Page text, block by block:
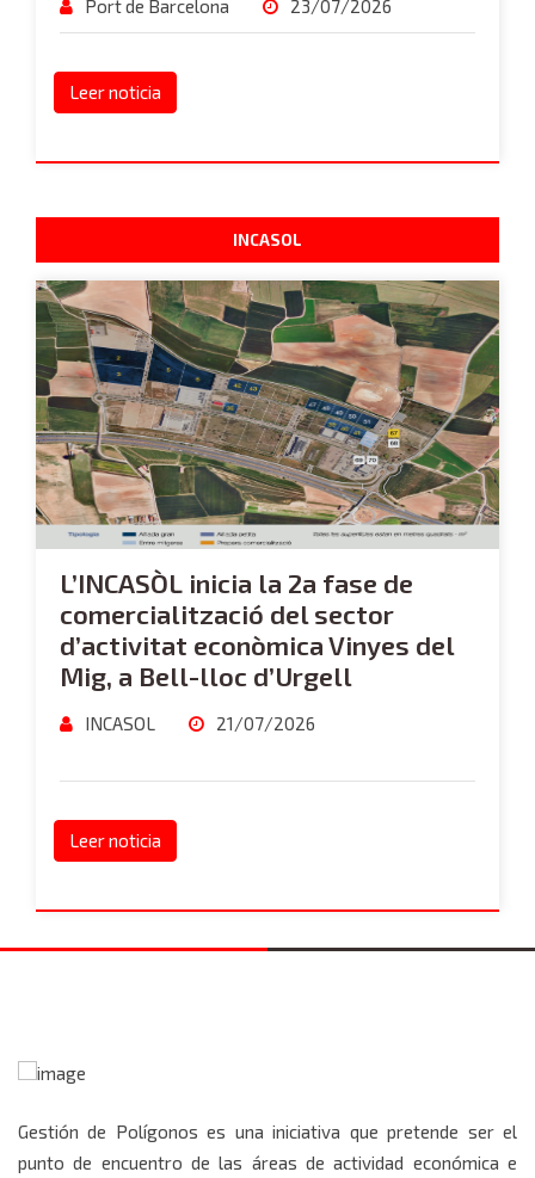
Port de Barcelona 23/07/2026
Leer noticia
INCASOL
L’INCASÒL inicia la 2a fase de
comercialització del sector
d’activitat econòmica Vinyes del
Mig, a Bell-lloc d’Urgell
INCASOL 21/07/2026
Leer noticia
Gestión de Polígonos es una iniciativa que pretende ser el
punto de encuentro de las áreas de actividad económica e